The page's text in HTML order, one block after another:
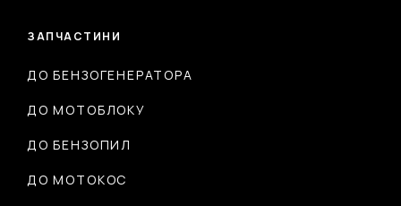
ЗАПЧАСТИНИ
ДО БЕНЗОГЕНЕРАТОРА
ДО МОТОБЛОКУ
ДО БЕНЗОПИЛ
ДО МОТОКОС